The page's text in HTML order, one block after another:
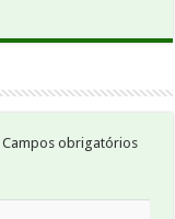
Campos obrigatórios